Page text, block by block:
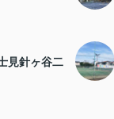
見針ヶ谷二